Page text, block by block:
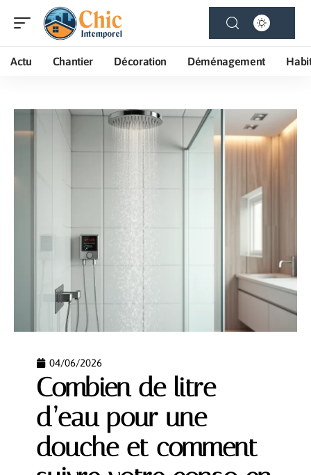
Actu Chantier Décoration Déménagement
04/06/2026
Combien de litre
d’eau pour une
douche et comment